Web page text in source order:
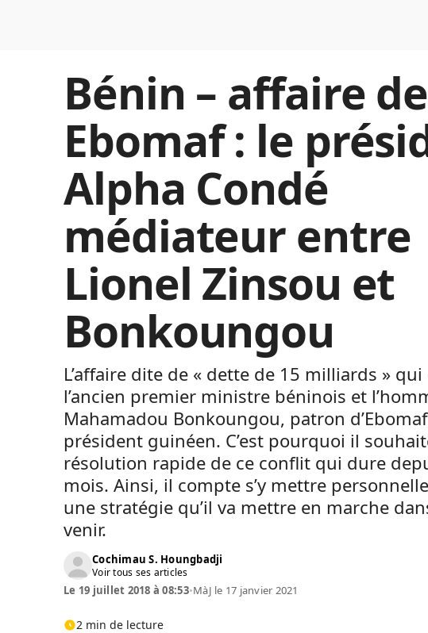
Bénin – affaire
Ebomaf : le
Alpha Condé
médiateur entre
Lionel Zinsou et
Bonkoungou
L’affaire dite de « dette de 15 milliards »
l’ancien premier ministre béninois et
Mahamadou Bonkoungou, patron
président guinéen. C’est pourquoi il
résolution rapide de ce conflit qui dure
mois. Ainsi, il compte s’y mettre
une stratégie qu’il va mettre en marche
venir.
Cochimau S. Houngbadji
Voir tous ses articles
Le 19 juillet 2018 à 08:53•MàJ le 17 janvier 2021
2 min de lecture